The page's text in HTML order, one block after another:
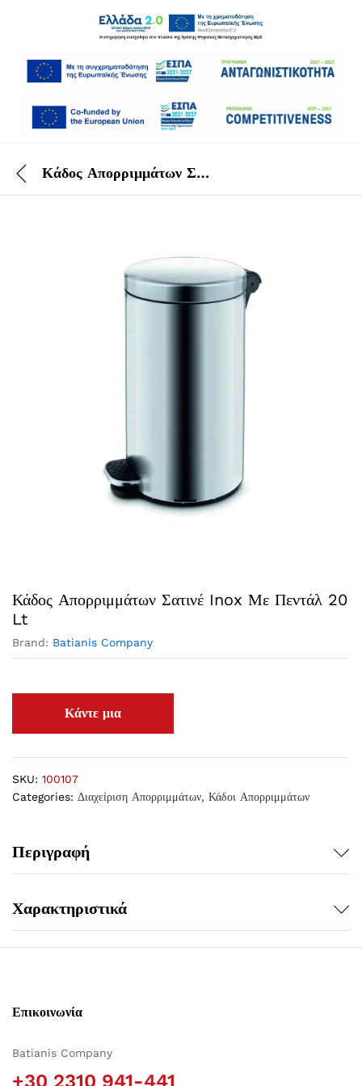
Κάδος Απορριμμάτων Σατινέ Inox Με Πεντάλ 20 Lt
Κάδος Απορριμμάτων Σατινέ Inox Με Πεντάλ 20
Lt
Brand: Batianis Company
SKU: 100107
Categories: Διαχείριση Απορριμμάτων, Κάδοι Απορριμμάτων
Περιγραφή
Χαρακτηριστικά
Επικοινωνία
Batianis Company
+30 2310 941-441